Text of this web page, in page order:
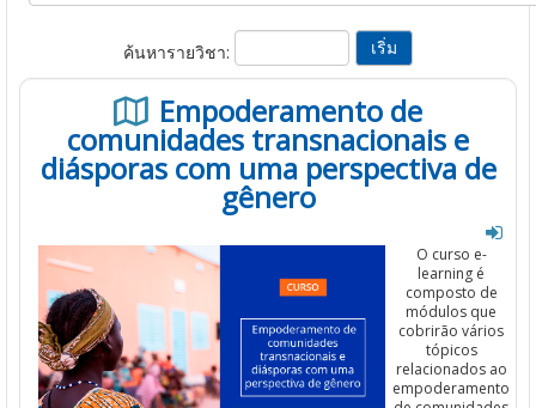
ค้นหารายวิชา:
Empoderamento de
comunidades transnacionais e
diásporas com uma perspectiva de
gênero
O curso e-
learning é
composto de
módulos que
cobrirão vários
tópicos
relacionados ao
empoderamento